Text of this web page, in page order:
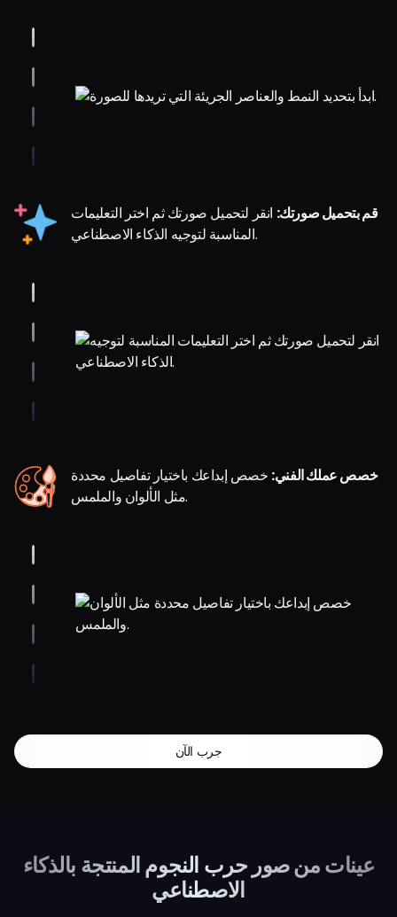
قم بتحميل صورتك: انقر لتحميل صورتك ثم اختر التعليمات
المناسبة لتوجيه الذكاء الاصطناعي.
خصص عملك الفني: خصص إبداعك باختيار تفاصيل محددة
مثل الألوان والملمس.
جرب الآن
عينات من صور حرب النجوم المنتجة بالذكاء
الاصطناعي